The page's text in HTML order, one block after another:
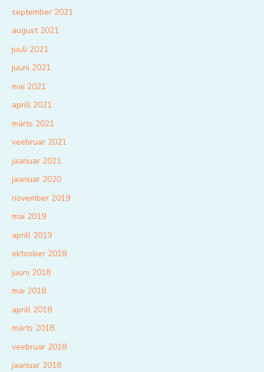
september 2021
august 2021
juuli 2021
juuni 2021
mai 2021
aprill 2021
märts 2021
veebruar 2021
jaanuar 2021
jaanuar 2020
november 2019
mai 2019
aprill 2019
oktoober 2018
juuni 2018
mai 2018
aprill 2018
märts 2018
veebruar 2018
jaanuar 2018